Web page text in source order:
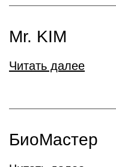
Mr. KIM
Читать далее
БиоМастер